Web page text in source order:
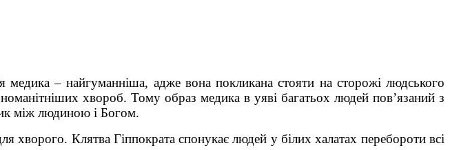
– найгуманніша, адже вона покликана стояти на сторожі людського
хвороб. Тому образ медика в уяві багатьох людей пов’язаний з
між людиною і Богом.
хворого. Клятва Гіппократа спонукає людей у білих халатах перебороти всі